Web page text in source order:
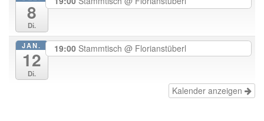
8
Di.
JAN.
12
Di.
19:00 Stammtisch @ Florianstüberl
Kalender anzeigen